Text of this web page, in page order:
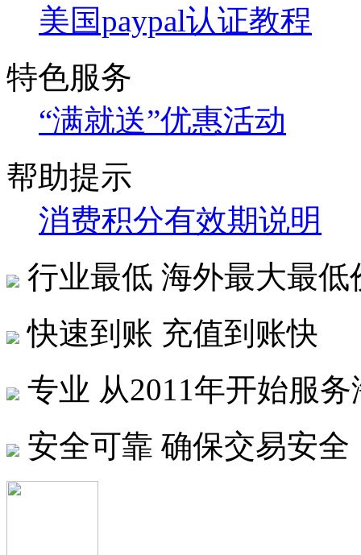
美国paypal认证教程
特色服务
“满就送”优惠活动
帮助提示
消费积分有效期说明
行业最低 海外最大最低
快速到账 充值到账快
专业 从2011年开始服
安全可靠 确保交易安全